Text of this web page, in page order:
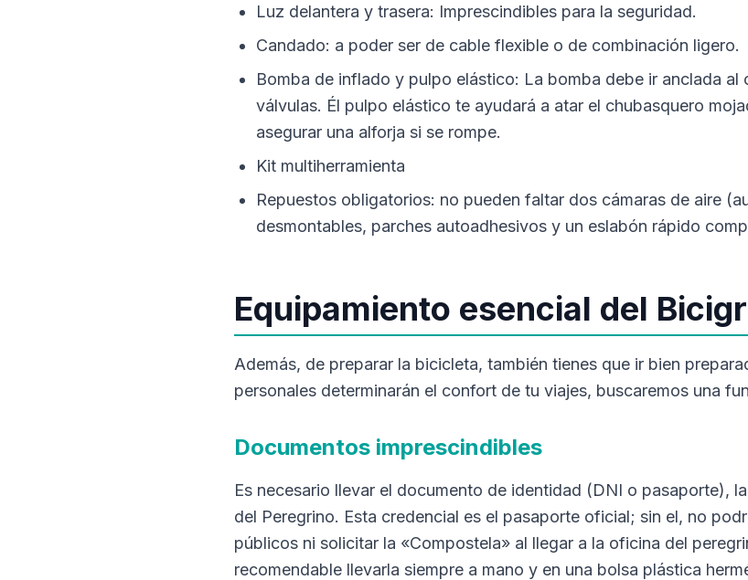
Luz delantera y trasera: Imprescindibles para la seguridad.
Candado: a poder ser de cable flexible o de combinación ligero.
Bomba de inflado y pulpo elástico: La bomba debe ir anclada
válvulas. Él pulpo elástico te ayudará a atar el chubasquero
asegurar una alforja si se rompe.
Kit multiherramienta
Repuestos obligatorios: no pueden faltar dos cámaras de aire
desmontables, parches autoadhesivos y un eslabón rápido
Equipamiento esencial del
Además, de preparar la bicicleta, también tienes que ir bien
personales determinarán el confort de tu viajes, buscaremos una
Documentos imprescindibles
Es necesario llevar el documento de identidad (DNI o pasaporte),
del Peregrino. Esta credencial es el pasaporte oficial; sin el, no
públicos ni solicitar la «Compostela» al llegar a la oficina del
recomendable llevarla siempre a mano y en una bolsa plástica